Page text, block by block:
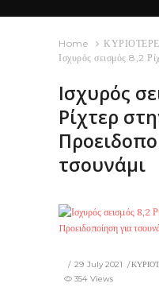
Home
Ισχυρός σεισμός 8,2
Ισχυρός
Ρίχτερ
τσουνάμι
29 July 2021
354 Views